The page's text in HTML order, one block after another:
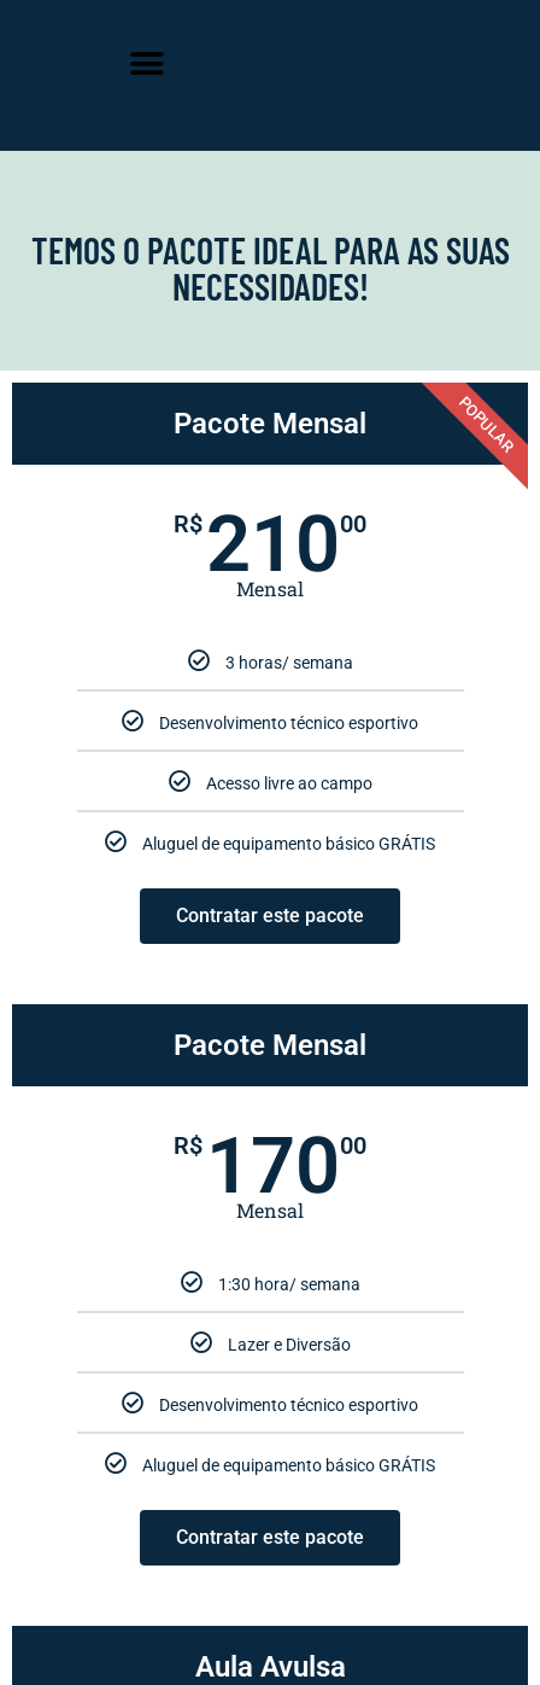
TEMOS O PACOTE IDEAL PARA AS SUAS
NECESSIDADES!
Pacote Mensal
R$ 21000
Mensal
3 horas/ semana
Desenvolvimento técnico esportivo
Acesso livre ao campo
Aluguel de equipamento básico GRÁTIS
Contratar este pacote
POPULAR
Pacote Mensal
R$ 17000
Mensal
1:30 hora/ semana
Lazer e Diversão
Desenvolvimento técnico esportivo​
Aluguel de equipamento básico GRÁTIS
Contratar este pacote
Aula Avulsa